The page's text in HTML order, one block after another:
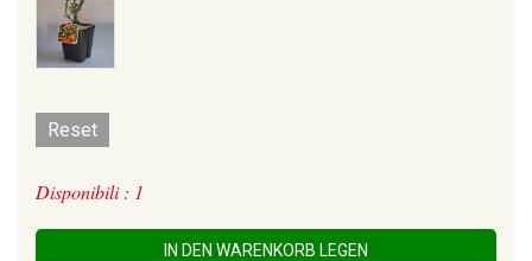
Reset
Disponibili : 1
IN DEN WARENKORB LEGEN